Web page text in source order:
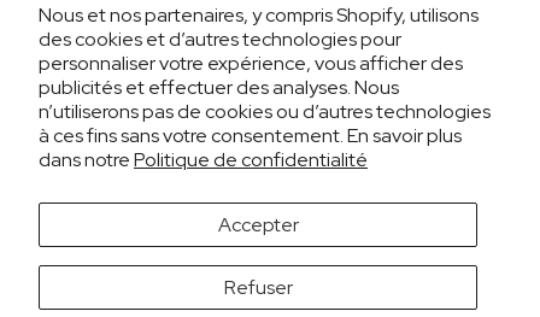
Nous et nos partenaires, y compris Shopify, utilisons
des cookies et d’autres technologies pour
personnaliser votre expérience, vous afficher des
publicités et effectuer des analyses. Nous
n’utiliserons pas de cookies ou d’autres technologies
à ces fins sans votre consentement. En savoir plus
dans notrePolitique de confidentialité
Accepter
Refuser
COLLECTIONS
NOUS SOMMES NORQAIN
SERVICE CLIENT
CONFIDENTIALITÉ ET CONDITIONS
Il semblerait que tu visites depuis les États-Unis.
Souhaites-tu afficher les prix en Dollar américain